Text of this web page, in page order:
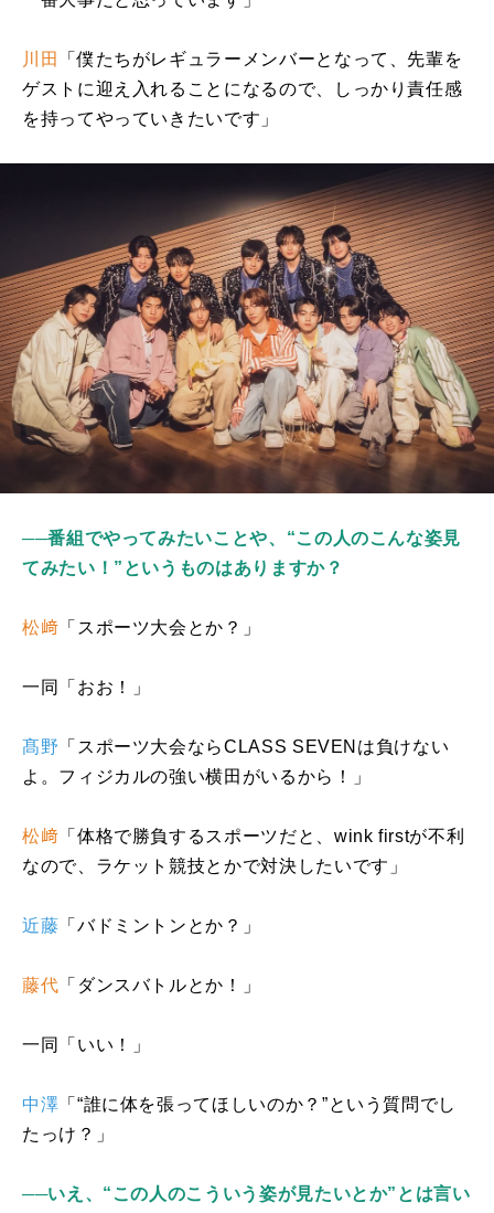
川田
「僕たちがレギュラーメンバーとなって、先輩を
ゲストに迎え入れることになるので、しっかり責任感
を持ってやっていきたいです」
──番組でやってみたいことや、“この人のこんな姿見
てみたい！”というものはありますか？
松﨑 「スポーツ大会とか？」
一同「おお！」
髙野 「スポーツ大会ならCLASS SEVEN は負けない
よ。フィジカルの強い横田がいるから！」
松﨑 「体格で勝負するスポーツだと、 wink firstが不利
なので、ラケット競技とかで対決したいです」
近藤 「バドミントンとか？」
藤代 「ダンスバトルとか！」
一同「いい！」
中澤 「“誰に体を張ってほしいのか？”という質問でし
たっけ？」
──いえ、“この人のこういう姿が見たいとか”とは言い